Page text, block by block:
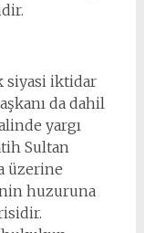
siyasi iktidar
da dahil
yargı
Sultan
üzerine
huzuruna